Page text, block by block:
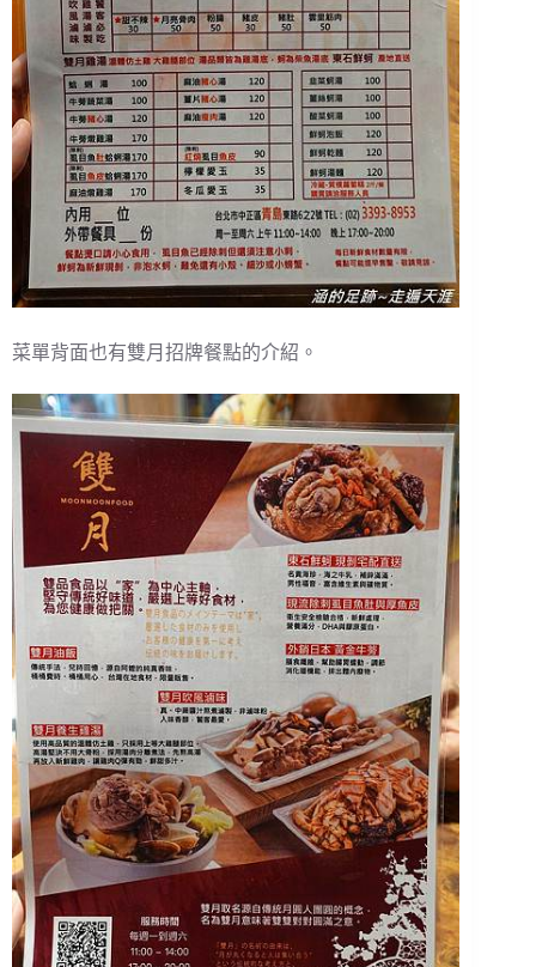
菜單背面也有雙月招牌餐點的介紹。